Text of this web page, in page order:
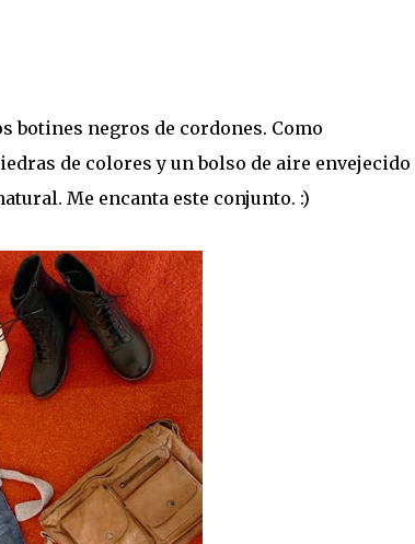
botines negros de cordones. Como
de colores y un bolso de aire envejecido
Me encanta este conjunto. :)